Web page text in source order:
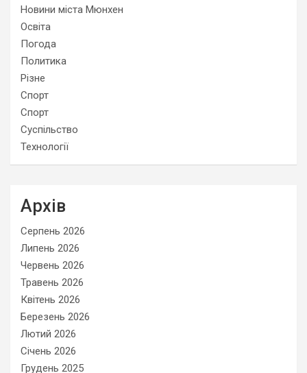
Новини міста Мюнхен
Освіта
Погода
Политика
Різне
Спорт
Спорт
Суспільство
Технології
Архів
Серпень 2026
Липень 2026
Червень 2026
Травень 2026
Квітень 2026
Березень 2026
Лютий 2026
Січень 2026
Грудень 2025